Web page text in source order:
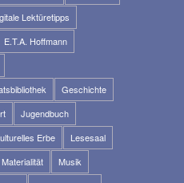
Lektüretipps
E.T.A. Hoffmann
Geschichte
Jugendbuch
Erbe
Lesesaal
Materialität
Musik